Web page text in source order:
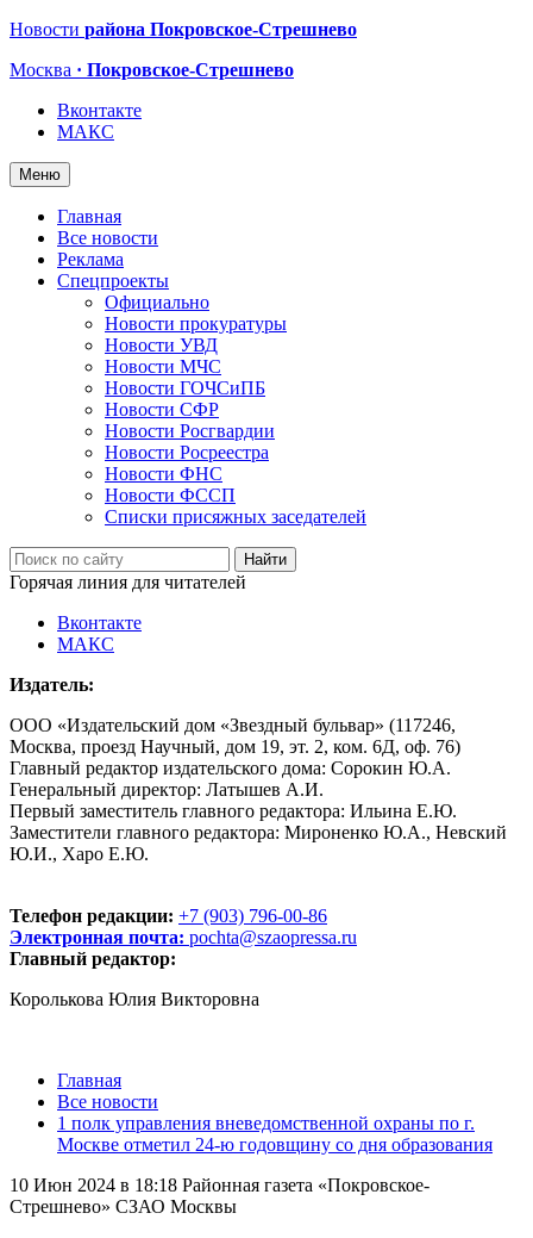
Новости района Покровское-Стрешнево
Москва · Покровское-Стрешнево
Вконтакте
МАКС
Меню
Главная
Все новости
Реклама
Спецпроекты
Официально
Новости прокуратуры
Новости УВД
Новости МЧС
Новости ГОЧСиПБ
Новости СФР
Новости Росгвардии
Новости Росреестра
Новости ФНС
Новости ФССП
Списки присяжных заседателей
Горячая линия для читателей
Вконтакте
МАКС
Издатель:
ООО «Издательский дом «Звездный бульвар» (117246,
Москва, проезд Научный, дом 19, эт. 2, ком. 6Д, оф. 76)
Главный редактор издательского дома: Сорокин Ю.А.
Генеральный директор: Латышев А.И.
Первый заместитель главного редактора: Ильина Е.Ю.
Заместители главного редактора: Мироненко Ю.А., Невский
Ю.И., Харо Е.Ю.
Телефон редакции: +7 (903) 796-00-86
Электронная почта: pochta@szaopressa.ru
Главный редактор:
Королькова Юлия Викторовна
Главная
Все новости
1 полк управления вневедомственной охраны по г.
Москве отметил 24-ю годовщину со дня образования
10 Июн 2024 в 18:18 Районная газета «Покровское-
Стрешнево» СЗАО Москвы